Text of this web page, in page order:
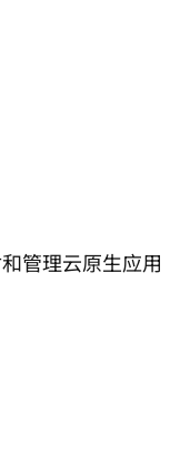
管理云原生应用